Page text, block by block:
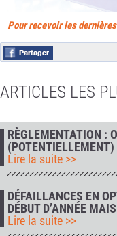
Pour recevoir les
ARTICLES LES
RÈGLEMENTATION :
(POTENTIELLEMENT)
Lire la suite >>
DÉFAILLANCES EN
DÉBUT D’ANNÉE
Lire la suite >>